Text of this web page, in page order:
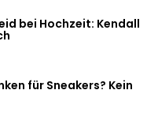
bei Hochzeit: Kendall
für Sneakers? Kein